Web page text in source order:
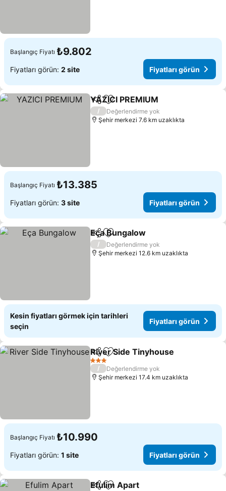
Başlangıç Fiyatı ₺9.802
Fiyatları görün: 2 site Fiyatları görün
PaylaşFavorilerime ekle
YAZICI PREMIUM
/
Değerlendirme yok
Şehir merkezi 7.6 km uzaklıkta
Başlangıç Fiyatı ₺13.385
Fiyatları görün: 3 site Fiyatları görün
PaylaşFavorilerime ekle
Eça Bungalow
/
Değerlendirme yok
Şehir merkezi 12.6 km uzaklıkta
Kesin fiyatları görmek için tarihleri
seçin
Fiyatları görün
PaylaşFavorilerime ekle
River Side Tinyhouse
3 Yıldız
/
Değerlendirme yok
Şehir merkezi 17.4 km uzaklıkta
Başlangıç Fiyatı ₺10.990
Fiyatları görün: 1 site Fiyatları görün
Efulim Apart